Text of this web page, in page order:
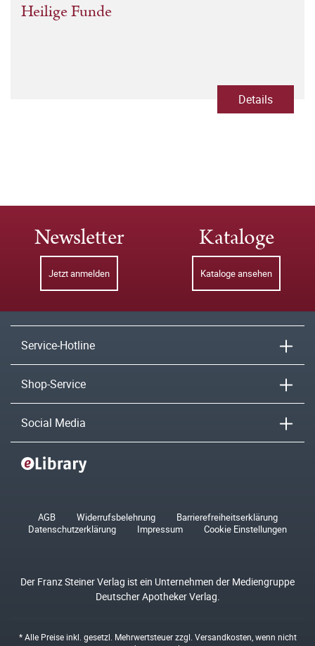
Heilige Funde
Details
Newsletter
Jetzt anmelden
Kataloge
Kataloge ansehen
Service-Hotline
Shop-Service
Social Media
AGB Widerrufsbelehrung
Barrierefreiheitserklärung
Datenschutzerklärung
Impressum Cookie Einstellungen
Der Franz Steiner Verlag ist ein Unternehmen der Mediengruppe
Deutscher Apotheker Verlag.
* Alle Preise inkl. gesetzl. Mehrwertsteuer zzgl. Versandkosten , wenn nicht